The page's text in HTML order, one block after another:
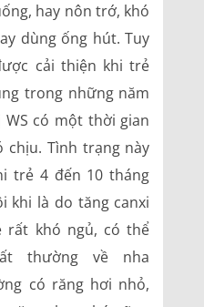
hay nôn trớ, khó
dùng ống hút. Tuy
cải thiện khi trẻ
trong những năm
có một thời gian
chịu. Tình trạng này
trẻ 4 đến 10 tháng
khi là do tăng canxi
rất khó ngủ, có thể
thường về nha
có răng hơi nhỏ,